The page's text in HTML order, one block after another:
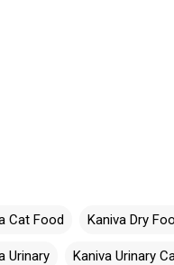
Cat Food Kaniva Dry
Urinary Kaniva Urinary